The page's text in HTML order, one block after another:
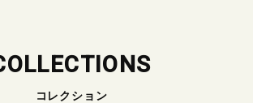
コレクション